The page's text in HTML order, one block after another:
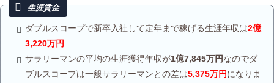
ダブルスコープで新卒入社して定年まで稼げる生涯年収は2億
3,220万円
サラリーマンの平均の生涯獲得年収が1億7,845万円なのでダ
ブルスコープは一般サラリーマンとの差は5,375万円になりま